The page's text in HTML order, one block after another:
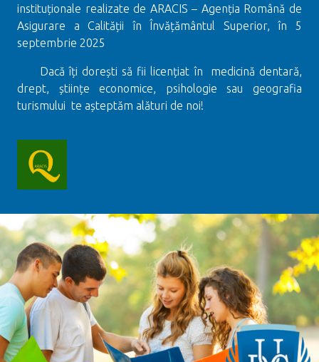
instituționale realizate de ARACIS – Agenția Română de
Asigurare a Calității în Învățământul Superior, în 5
septembrie 2025
Dacă îți dorești să fii licențiat în medicină dentară,
drept, științe economice, psihologie sau geografia
turismului te așteptăm alături de noi!